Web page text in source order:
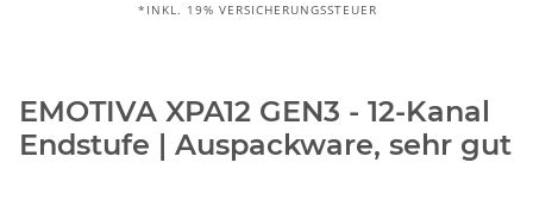
*INKL. 19% VERSICHERUNGSSTEUER
EMOTIVA XPA12 GEN3 - 12-Kanal
Endstufe | Auspackware, sehr gut